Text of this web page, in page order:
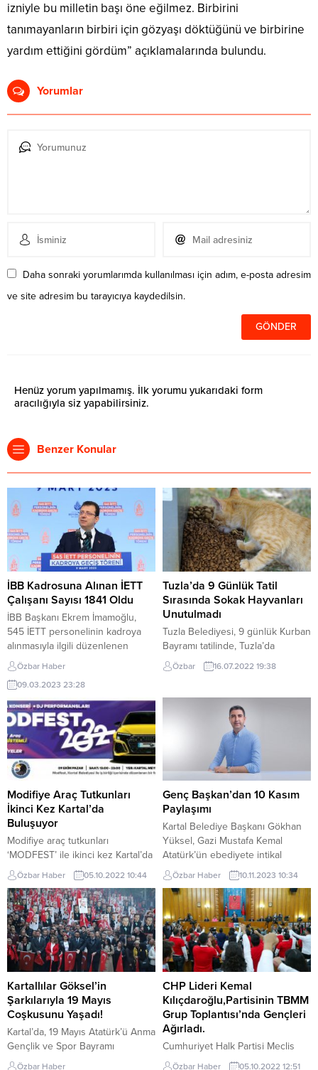
izniyle bu milletin başı öne eğilmez. Birbirini
tanımayanların birbiri için gözyaşı döktüğünü ve birbirine
yardım ettiğini gördüm” açıklamalarında bulundu.
Yorumlar
Daha sonraki yorumlarımda kullanılması için adım, e-posta adresim
ve site adresim bu tarayıcıya kaydedilsin.
Henüz yorum yapılmamış. İlk yorumu yukarıdaki form
aracılığıyla siz yapabilirsiniz.
Benzer Konular
İBB Kadrosuna Alınan İETT
Çalışanı Sayısı 1841 Oldu
İBB Başkanı Ekrem İmamoğlu,
545 İETT personelinin kadroya
alınmasıyla ilgili düzenlenen
törende konuştu. Bugüne kadar,
eşit işe eşit ücret alamayan bir
modelle çalışmak zorunda kalan
toplam 1841 personeli kadroya
aldıkları bilgisini paylaşan
İmamoğlu, 2023 yılı içerisinde de
700 şoför istihdamına yönelik de
bir planlama içinde olduklarını
duyurdu. İmamoğlu,
gazetecilerden gelen,...
Özbar Haber
09.03.2023 23:28
Tuzla’da 9 Günlük Tatil
Sırasında Sokak Hayvanları
Unutulmadı
Tuzla Belediyesi, 9 günlük Kurban
Bayramı tatilinde, Tuzla’da
yaşayan minik dostları
unutmayarak seferberlik başlattı.
bulunan tüm mamamatik ve su
kaplarını doldurarak minik dostları
unutmadı. Cumhurbaşkanı Recep
Tayyip Erdoğan’ın Kabine
Toplantısı sonrasında Kurban
Bayramı tatilinin 9 gün olduğunu
açıklamasının ardından Tuzla’da
Sokak hayvanları için seferberlik
başlatıldı....
Özbar 16.07.2022 19:38
Modifiye Araç Tutkunları
İkinci Kez Kartal’da
Buluşuyor
Modifiye araç tutkunları
‘MODFEST’ ile ikinci kez Kartal’da
buluşuyor. 9 Ekim Pazar günü
saat 13.00’da Kartal Meydanı’nda
başlayacak ve eğlenceli etkinlikler
ile 23.00’a kadar devam edecek
olan festival, katılımcılara büyük
bir görsel şölen sunacak. Kartal
Belediyesi’nin ev sahipliğinde
Modifiyeciler ve Otomobilciler
Derneği’nin katkılarıyla
düzenlenecek olan MODFEST,
meraklılarına 280 modifiyeli
araç,...
Özbar Haber 05.10.2022 10:44
Genç Başkan’dan 10 Kasım
Paylaşımı
Kartal Belediye Başkanı Gökhan
Yüksel, Gazi Mustafa Kemal
Atatürk’ün ebediyete intikal
edişinin 85. yıl dönümü
dolayısıyla bir mesaj yayımladı.
Başkan Yüksel mesajında şu
ifadeleri kullandı: “Değerli
Komşularım, Bugün, Türkiye
Cumhuriyeti’nin kurucusu,
kurtarıcısı, önderi ve ilk
Cumhurbaşkanı Gazi Mustafa
Kemal Atatürk’ün ebediyete intikal
edişinin 85. yıl dönümü. 10 Kasım,
bizim için...
Özbar Haber 10.11.2023 10:34
Kartallılar Göksel’in
Şarkılarıyla 19 Mayıs
Coşkusunu Yaşadı!
Kartal’da, 19 Mayıs Atatürk’ü Anma
Gençlik ve Spor Bayramı
kutlamaları fener alayı yürüyüşü
Özbar Haber
CHP Lideri Kemal
Kılıçdaroğlu,Partisinin TBMM
Grup Toplantısı’nda Gençleri
Ağırladı.
Cumhuriyet Halk Partisi Meclis
sıralarında, milletvekilleri değil, bu
Özbar Haber 05.10.2022 12:51